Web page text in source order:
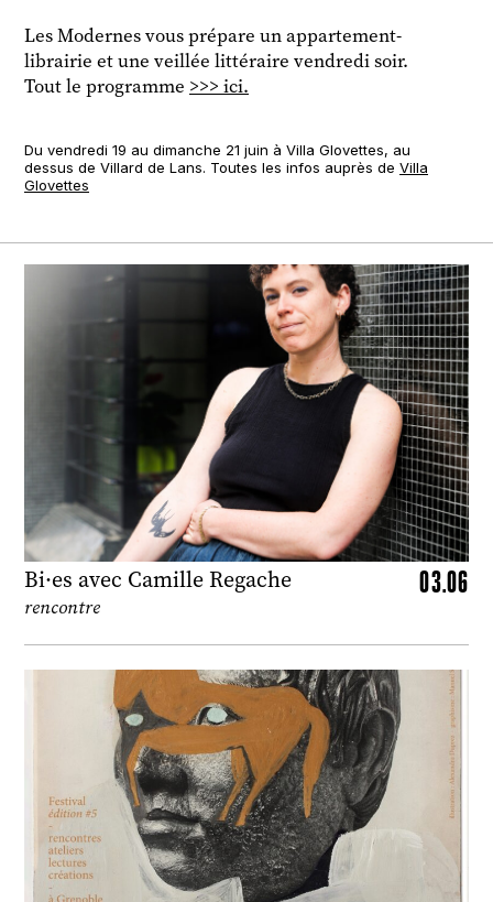
Les Modernes vous prépare un appartement-
librairie et une veillée littéraire vendredi soir.
Tout le programme >>> ici.
Du vendredi 19 au dimanche 21 juin à Villa Glovettes, au
dessus de Villard de Lans. Toutes les infos auprès de Villa
Glovettes
Bi·es avec Camille Regache 03.06
rencontre